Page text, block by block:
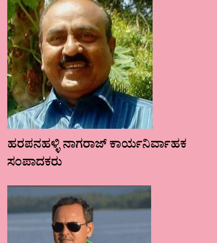
ಹರಪನಹಳ್ಳಿ ನಾಗರಾಜ್ ಕಾರ್ಯನಿರ್ವಾಹಕ
ಸಂಪಾದಕರು